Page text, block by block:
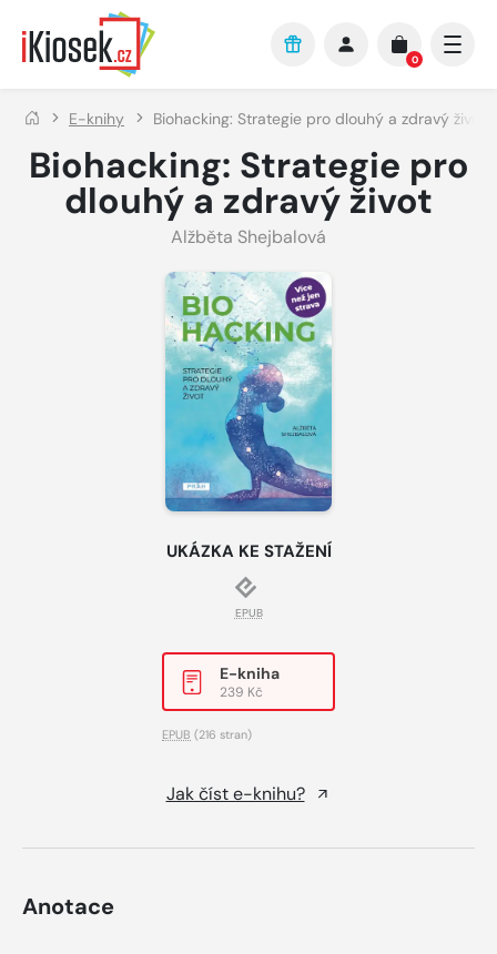
Přejít na hlavní obsah
0
E-knihy Biohacking: Strategie pro dlouhý a zdravý život
Biohacking: Strategie pro
dlouhý a zdravý život
Alžběta Shejbalová
UKÁZKA KE STAŽENÍ
EPUB
E-kniha
239 Kč
EPUB (216 stran)
Jak číst e-knihu?
Anotace